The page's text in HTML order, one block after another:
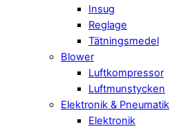
Insug
Reglage
Tätningsmedel
Blower
Luftkompressor
Luftmunstycken
Elektronik & Pneumatik
Elektronik